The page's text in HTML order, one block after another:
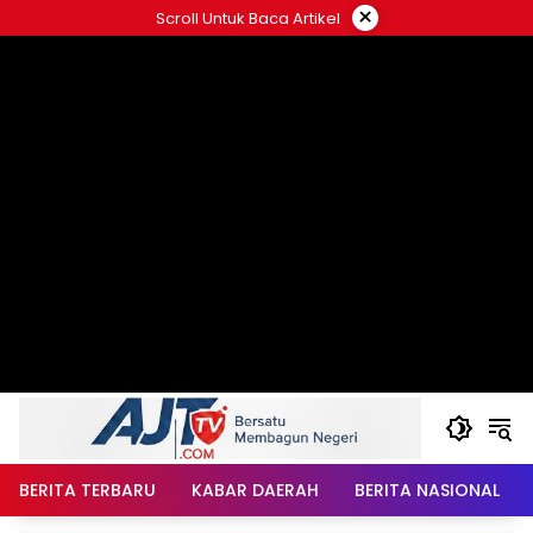
ke
Scroll Untuk Baca Artikel ×
BERITA TERBARU KABAR DAERAH BERITA NASIONAL